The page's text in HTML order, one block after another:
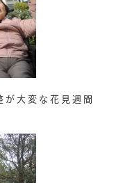
大変な花見週間